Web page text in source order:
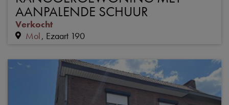
AANPALENDE SCHUUR
Verkocht
Mol Ezaart 190